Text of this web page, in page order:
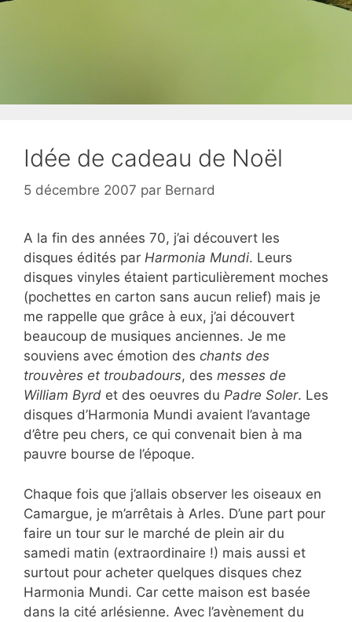
Idée de cadeau de Noël
5 décembre 2007 par Bernard
A la fin des années 70, j’ai découvert les
disques édités par Harmonia Mundi. Leurs
disques vinyles étaient particulièrement moches
(pochettes en carton sans aucun relief) mais je
me rappelle que grâce à eux, j’ai découvert
beaucoup de musiques anciennes. Je me
souviens avec émotion des chants des
trouvères et troubadours, des messes de
William Byrd et des oeuvres du Padre Soler. Les
disques d’Harmonia Mundi avaient l’avantage
d’être peu chers, ce qui convenait bien à ma
pauvre bourse de l’époque.
Chaque fois que j’allais observer les oiseaux en
Camargue, je m’arrêtais à Arles. D’une part pour
faire un tour sur le marché de plein air du
samedi matin (extraordinaire !) mais aussi et
surtout pour acheter quelques disques chez
Harmonia Mundi. Car cette maison est basée
dans la cité arlésienne. Avec l’avènement du